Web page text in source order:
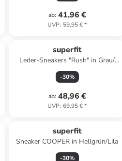
ab: 41,96 €
UVP: 59,95 €*
superfit
Leder-Sneakers "Rush" in Grau/
Schwarz/ Gelb
-30%
ab: 48,96 €
UVP: 69,95 €*
superfit
Sneaker COOPER in Hellgrün/Lila
-30%